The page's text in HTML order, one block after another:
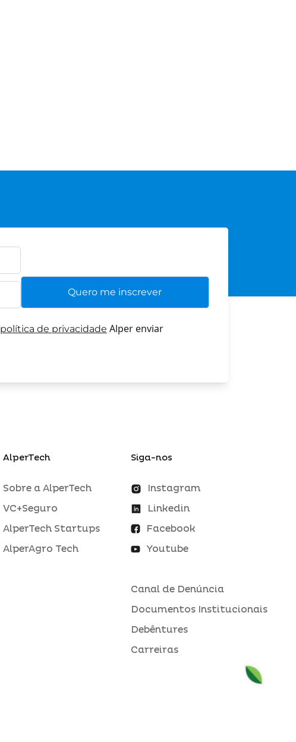
política de privacidade Alper enviar
AlperTech
Sobre a AlperTech
VC+Seguro
AlperTech Startups
AlperAgro Tech
Siga-nos
Instagram
Linkedin
Facebook
Youtube
Canal de Denúncia
Documentos Institucionais
Debêntures
Carreiras